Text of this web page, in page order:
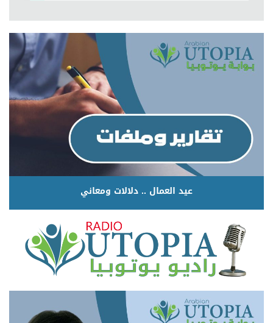
عيد العمال .. دلالات ومعاني